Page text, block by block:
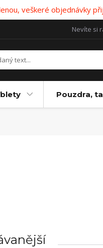
veškeré objednávky
Nevíte si
Pouzdra,